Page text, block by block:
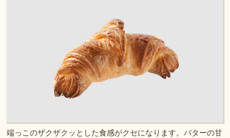
端っこのザクザクッとした食感がクセになります。バターの甘